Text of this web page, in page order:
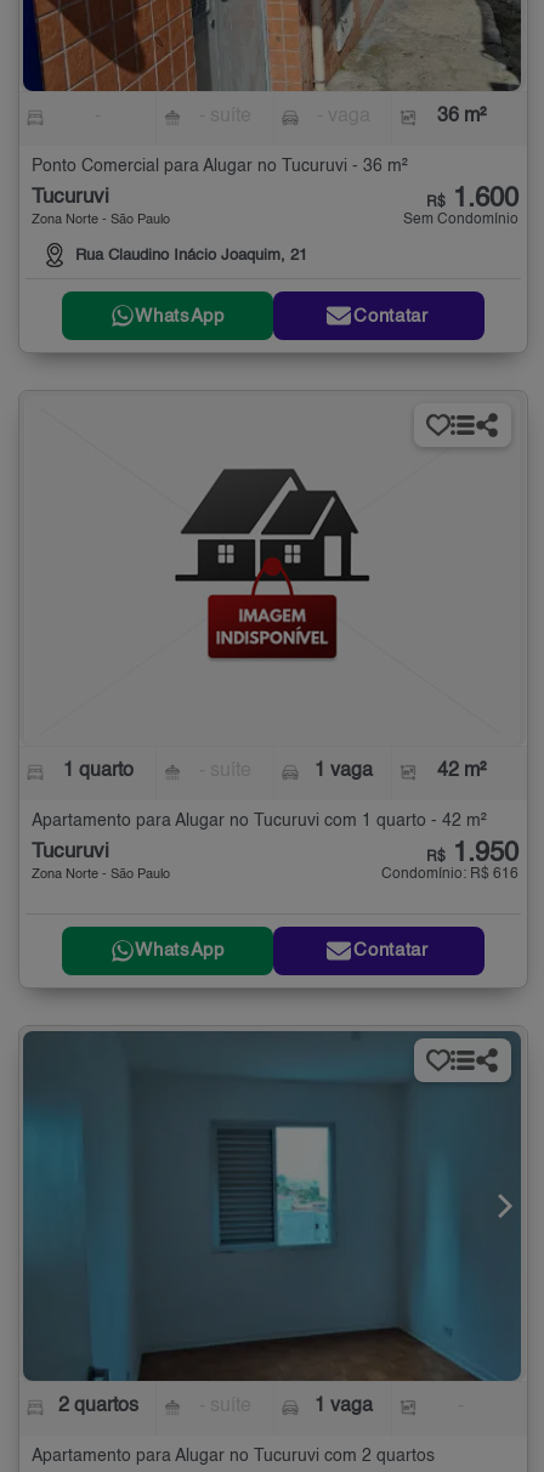
36 m²
Ponto Comercial para Alugar no Tucuruvi - 36 m²
Tucuruvi
Zona Norte - São Paulo
Rua Claudino Inácio Joaquim, 21
R$ 1.600
Sem Condomínio
WhatsApp Contatar
1 quarto 1 vaga 42 m²
Apartamento para Alugar no Tucuruvi com 1 quarto - 42 m²
Tucuruvi
Zona Norte - São Paulo
R$ 1.950
Condomínio: R$ 616
WhatsApp Contatar
2 quartos 1 vaga
Apartamento para Alugar no Tucuruvi com 2 quartos